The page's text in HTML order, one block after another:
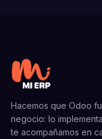
Hacemos que Odoo
negocio: lo
te acompañamos en